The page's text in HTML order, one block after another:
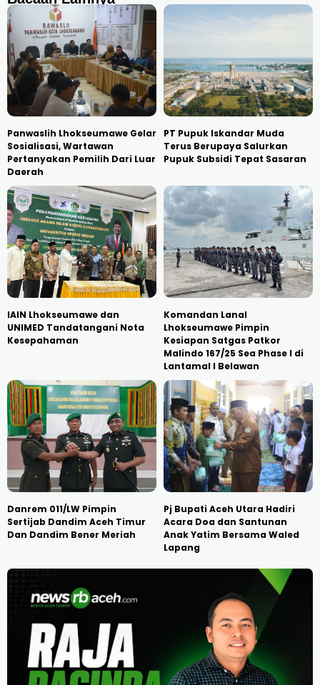
Panwaslih Lhokseumawe Gelar
Sosialisasi, Wartawan
Pertanyakan Pemilih Dari Luar
Daerah
PT Pupuk Iskandar Muda
Terus Berupaya Salurkan
Pupuk Subsidi Tepat Sasaran
IAIN Lhokseumawe dan
UNIMED Tandatangani Nota
Kesepahaman
Komandan Lanal
Lhokseumawe Pimpin
Kesiapan Satgas Patkor
Malindo 167/25 Sea Phase I di
Lantamal I Belawan
Danrem 011/LW Pimpin
Sertijab Dandim Aceh Timur
Dan Dandim Bener Meriah
Pj Bupati Aceh Utara Hadiri
Acara Doa dan Santunan
Anak Yatim Bersama Waled
Lapang